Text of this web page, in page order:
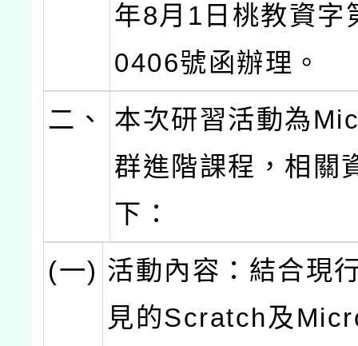
年8月1日桃教資字
0406號函辦理。
二、
本次研習活動為
群進階課程，相關
下：
(一) 活動內容：結合現
見的Scratch及